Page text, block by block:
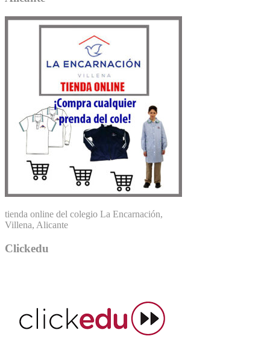
tienda online del colegio La Encarnación,
Villena, Alicante
Clickedu